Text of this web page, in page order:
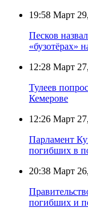
19:58 Март
Песков
«бузотёрах»
12:28 Март
Тулеев
Кемерове
12:26 Март
Парламент
погибших в
20:38 Март
погибших и